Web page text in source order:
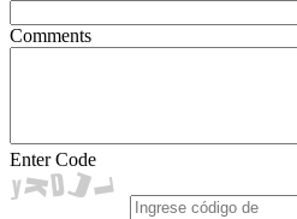
Comments
Enter Code